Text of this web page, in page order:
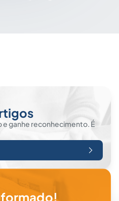
ganhe reconhecimento. É